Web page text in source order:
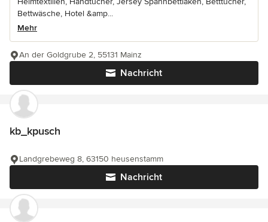
Bettwäsche, Hotel &amp...
Mehr
Nachricht
An der Goldgrube 2, 55131 Mainz
kb_kpusch
Nachricht
Landgrebeweg 8, 63150 heusenstamm